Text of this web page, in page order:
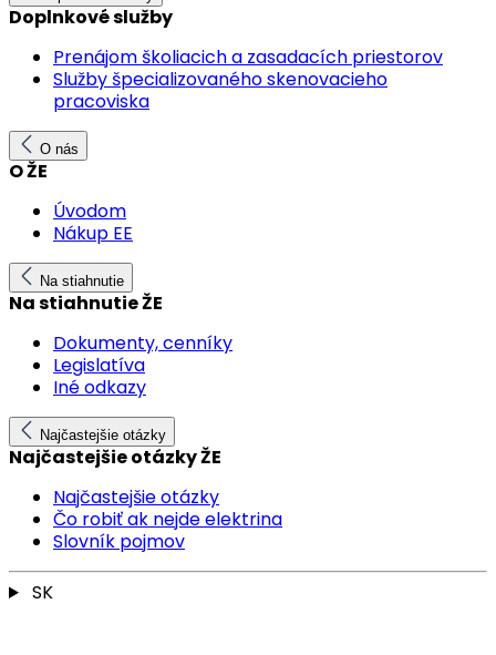
Doplnkové služby
Prenájom školiacich a zasadacích priestorov
Služby špecializovaného skenovacieho
pracoviska
O nás
O ŽE
Úvodom
Nákup EE
Na stiahnutie
Na stiahnutie ŽE
Dokumenty, cenníky
Legislatíva
Iné odkazy
Najčastejšie otázky
Najčastejšie otázky ŽE
Najčastejšie otázky
Čo robiť ak nejde elektrina
Slovník pojmov
SK